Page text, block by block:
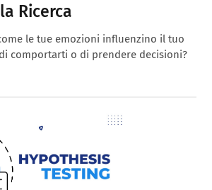
Ricerca
le tue emozioni influenzino il tuo
comportarti o di prendere decisioni?